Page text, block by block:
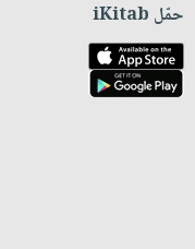
حمّل iKitab